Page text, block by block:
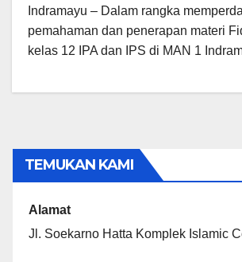
Indramayu – Dalam rangka
pemahaman dan penerapan materi
kelas 12 IPA dan IPS di MAN 1
TEMUKAN KAMI
Alamat
Jl. Soekarno Hatta Komplek Islamic